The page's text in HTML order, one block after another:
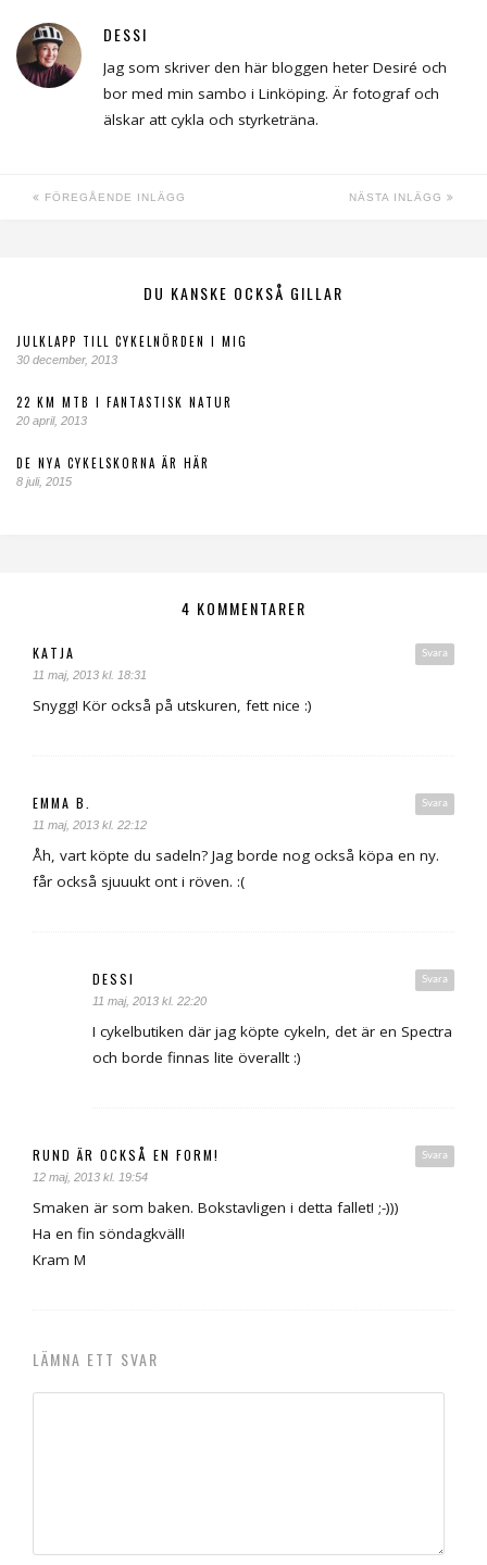
DESSI
Jag som skriver den här bloggen heter Desiré och
bor med min sambo i Linköping. Är fotograf och
älskar att cykla och styrketräna.
FÖREGÅENDE INLÄGG NÄSTA INLÄGG
DU KANSKE OCKSÅ GILLAR
JULKLAPP TILL CYKELNÖRDEN I MIG
30 december, 2013
22 KM MTB I FANTASTISK NATUR
20 april, 2013
DE NYA CYKELSKORNA ÄR HÄR
8 juli, 2015
4 KOMMENTARER
Svara
KATJA
11 maj, 2013 kl. 18:31
Snygg! Kör också på utskuren, fett nice :)
Svara
EMMA B.
11 maj, 2013 kl. 22:12
Åh, vart köpte du sadeln? Jag borde nog också köpa en ny.
får också sjuuukt ont i röven. :(
Svara
DESSI
11 maj, 2013 kl. 22:20
I cykelbutiken där jag köpte cykeln, det är en Spectra
och borde finnas lite överallt :)
Svara
RUND ÄR OCKSÅ EN FORM!
12 maj, 2013 kl. 19:54
Smaken är som baken. Bokstavligen i detta fallet! ;-)))
Ha en fin söndagkväll!
Kram M
LÄMNA ETT SVAR